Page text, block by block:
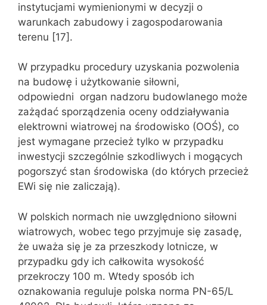
instytucjami wymienionymi w decyzji o
warunkach zabudowy i zagospodarowania
terenu [17].
W przypadku procedury uzyskania pozwolenia
na budowę i użytkowanie siłowni,
odpowiedni organ nadzoru budowlanego może
zażądać sporządzenia oceny oddziaływania
elektrowni wiatrowej na środowisko (OOŚ), co
jest wymagane przecież tylko w przypadku
inwestycji szczególnie szkodliwych i mogących
pogorszyć stan środowiska (do których przecież
EWi się nie zaliczają).
W polskich normach nie uwzględniono siłowni
wiatrowych, wobec tego przyjmuje się zasadę,
że uważa się je za przeszkody lotnicze, w
przypadku gdy ich całkowita wysokość
przekroczy 100 m. Wtedy sposób ich
oznakowania reguluje polska norma PN-65/L